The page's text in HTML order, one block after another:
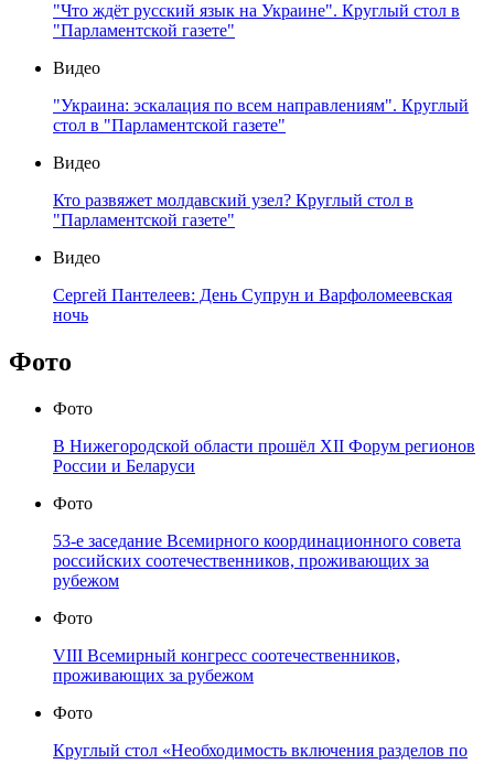
"Что ждёт русский язык на Украине". Круглый стол в
"Парламентской газете"
Видео
"Украина: эскалация по всем направлениям". Круглый
стол в "Парламентской газете"
Видео
Кто развяжет молдавский узел? Круглый стол в
"Парламентской газете"
Видео
Сергей Пантелеев: День Супрун и Варфоломеевская
ночь
Фото
Фото
В Нижегородской области прошёл XII Форум регионов
России и Беларуси
Фото
53-е заседание Всемирного координационного совета
российских соотечественников, проживающих за
рубежом
Фото
VIII Всемирный конгресс соотечественников,
проживающих за рубежом
Фото
Круглый стол «Необходимость включения разделов по